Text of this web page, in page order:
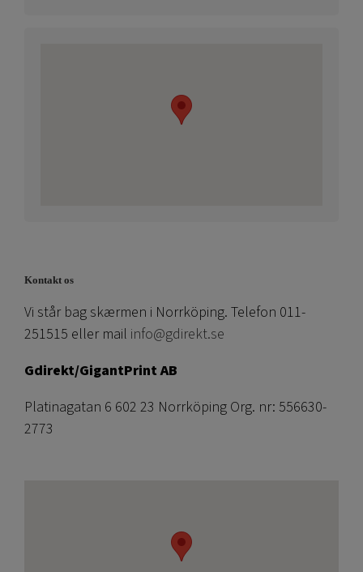
Kontakt os
Vi står bag skærmen i Norrköping. Telefon 011-
251515 eller mail info@gdirekt.se
Gdirekt/GigantPrint AB
Platinagatan 6 602 23 Norrköping Org. nr: 556630-
2773